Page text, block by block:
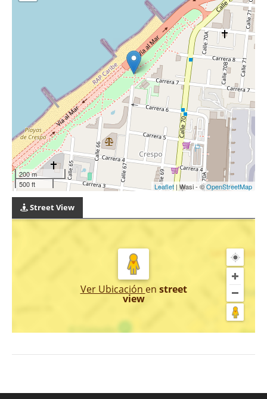
200 m
500 ft
Leaflet | Wasi - ©OpenStreetMap
Street View
Ver Ubicación en street
view